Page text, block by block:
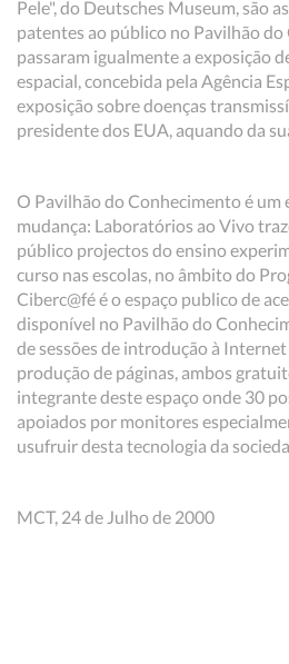
Pele", do Deutsches Museum, são
patentes ao público no Pavilhão
passaram igualmente a exposição
espacial, concebida pela Agência
exposição sobre doenças
presidente dos EUA, aquando da
O Pavilhão do Conhecimento é um
mudança: Laboratórios ao Vivo
público projectos do ensino
curso nas escolas, no âmbito do
Ciberc@fé é o espaço publico de
disponível no Pavilhão do
de sessões de introdução à
produção de páginas, ambos
integrante deste espaço onde 30
apoiados por monitores
usufruir desta tecnologia da
MCT, 24 de Julho de 2000